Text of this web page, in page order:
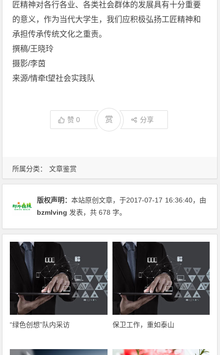
所属分类： 文章鉴赏
匠精神对各行各业、各类社会群体的发展具有十分重要
的意义，作为当代大学生，我们应积极弘扬工匠精神和
承担传承传统文化之重责。
撰稿/王晓玲
摄影/李茵
来源/情牵t望社会实践队
赞0 赏 分享
版权声明：本站原创文章，于2017-07-17 16:36:40，由
bzmlving 发表，共 678 字。
“绿色创想”队内采访 保卫工作，重如泰山